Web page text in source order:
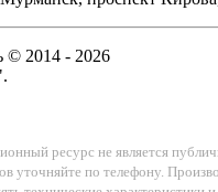
© 2014 - 2026
ресурс не является
уточняйте по телефону.